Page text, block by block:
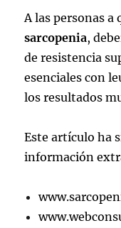
A las personas a
sarcopenia,
de resistencia
esenciales con
los resultados
Este artículo ha
información